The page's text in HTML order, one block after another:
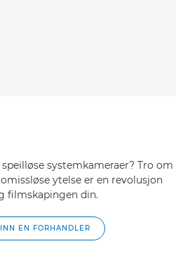
systemkameraer? Tro om
ytelse er en revolusjon
filmskapingen din.
EN FORHANDLER